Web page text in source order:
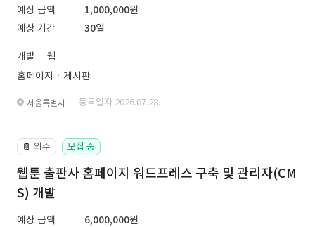
예상 금액
1,000,000원
예상 기간
30일
개발
웹
홈페이지ㆍ게시판
서울특별시 · 등록일자 2026.07.28.
📔 외주 모집 중
웹툰 출판사 홈페이지 워드프레스 구축 및 관리자(CM
S) 개발
예상 금액
6,000,000원